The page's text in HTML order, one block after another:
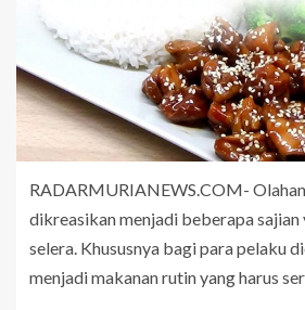
RADARMURIANEWS.COM-
dikreasikan menjadi beberapa sajian
selera. Khususnya bagi para pelaku
menjadi makanan rutin yang harus